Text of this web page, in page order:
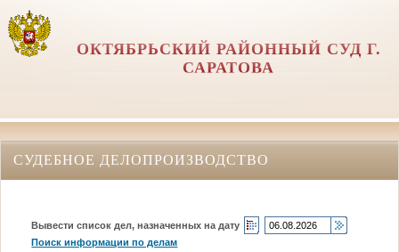
ОКТЯБРЬСКИЙ РАЙОННЫЙ СУД Г.
САРАТОВА
СУДЕБНОЕ ДЕЛОПРОИЗВОДСТВО
Вывести список дел, назначенных на дату
Поиск информации по делам